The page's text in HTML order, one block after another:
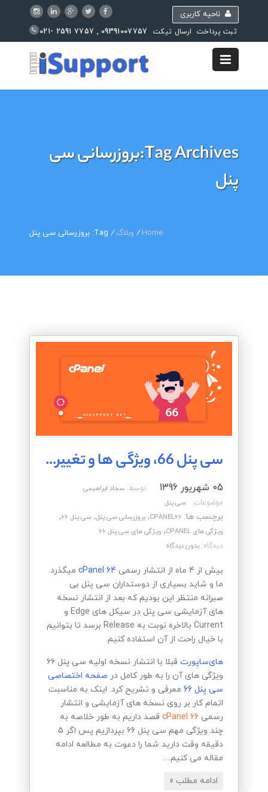
ناحیه کاربری
09391007757 , 7757 2591 -021 ثبت پرداخت
ارسال تیکت
مرکز آموزش
Tag Archives:بروزرسانی سی
پنل
Home
/ وبلاگ / Tag: بروزرسانی سی پنل
سی پنل 66، ویژگی ها و تغییرات
05 شهریور 1396 توسط: سجاد ابراهیمی
موضوعات:
سی پنل
برچسب ها: CPANEL66
, بروزرسانی سی پنل, سی پنل 66 ,
ویژگی های CPANEL , ویژگی های سی پنل 66
دیدگاه: بدون دیدگاه
بیش از 4 ماه از انتشار رسمی cPanel 64 میگذرد.
ما و شاید بسیاری از دوستداران سی پنل بی
صبرانه منتظر این بودیم که بعد از انتشار نسخه
های آزمایشی سی پنل در سیکل های Edge و
Current بالاخره نوبت به Release برسد تا بتوانیم
با خیال راحت از آن استفاده کنیم.
های‌ساپورت
قبلا با انتشار نسخه اولیه سی پنل 66
ویژگی های آن را به طور کامل در صفحه اختصاصی
سی پنل 66
معرفی و تشریح کرد. اینک به مناسبت
اتمام کار بر روی نسخه های آزمایشی و انتشار
رسمی cPanel 66 قصد داریم به طور خلاصه به
چند ویژگی مهم سی پنل 66 بپردازیم پس اگر 5
دقیقه وقت دارید شما را دعوت به مطالعه ادامه
مقاله می کنیم…
ادامه مطلب »